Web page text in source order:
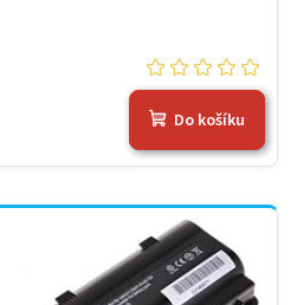
Do košíku